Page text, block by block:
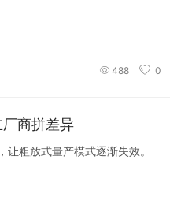
488 0
商拼差异
粗放式量产模式逐渐失效。